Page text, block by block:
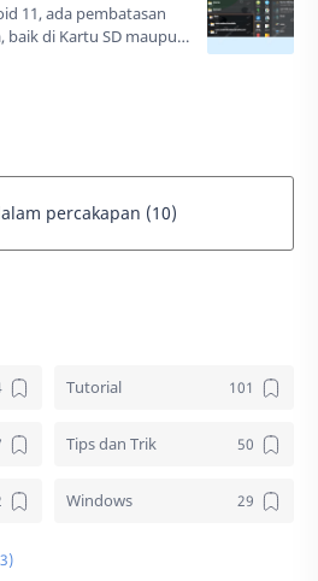
11, ada pembatasan
di Kartu SD maupun
tidak dapat
file
percakapan (10)
Tutorial
Tips dan Trik
Windows